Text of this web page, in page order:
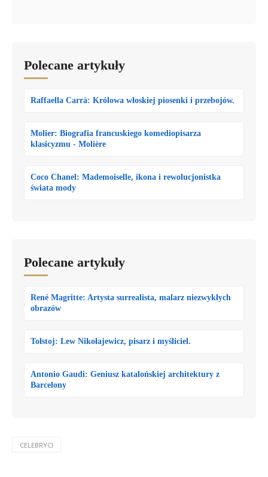
Polecane artykuły
Raffaella Carrà: Królowa włoskiej piosenki i przebojów.
Molier: Biografia francuskiego komediopisarza
klasicyzmu - Molière
Coco Chanel: Mademoiselle, ikona i rewolucjonistka
świata mody
Polecane artykuły
René Magritte: Artysta surrealista, malarz niezwykłych
obrazów
Tołstoj: Lew Nikołajewicz, pisarz i myśliciel.
Antonio Gaudi: Geniusz katalońskiej architektury z
Barcelony
CELEBRYCI